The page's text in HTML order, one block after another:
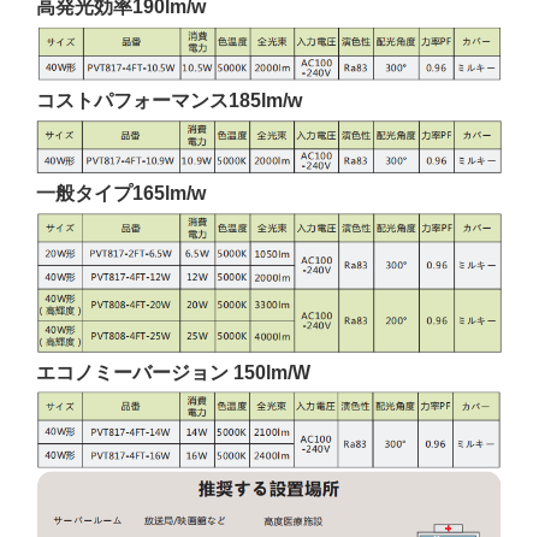
高発光効率190lm/w
コストパフォーマンス185lm/w
一般タイプ165lm/w
エコノミーバージョン 150lm/W